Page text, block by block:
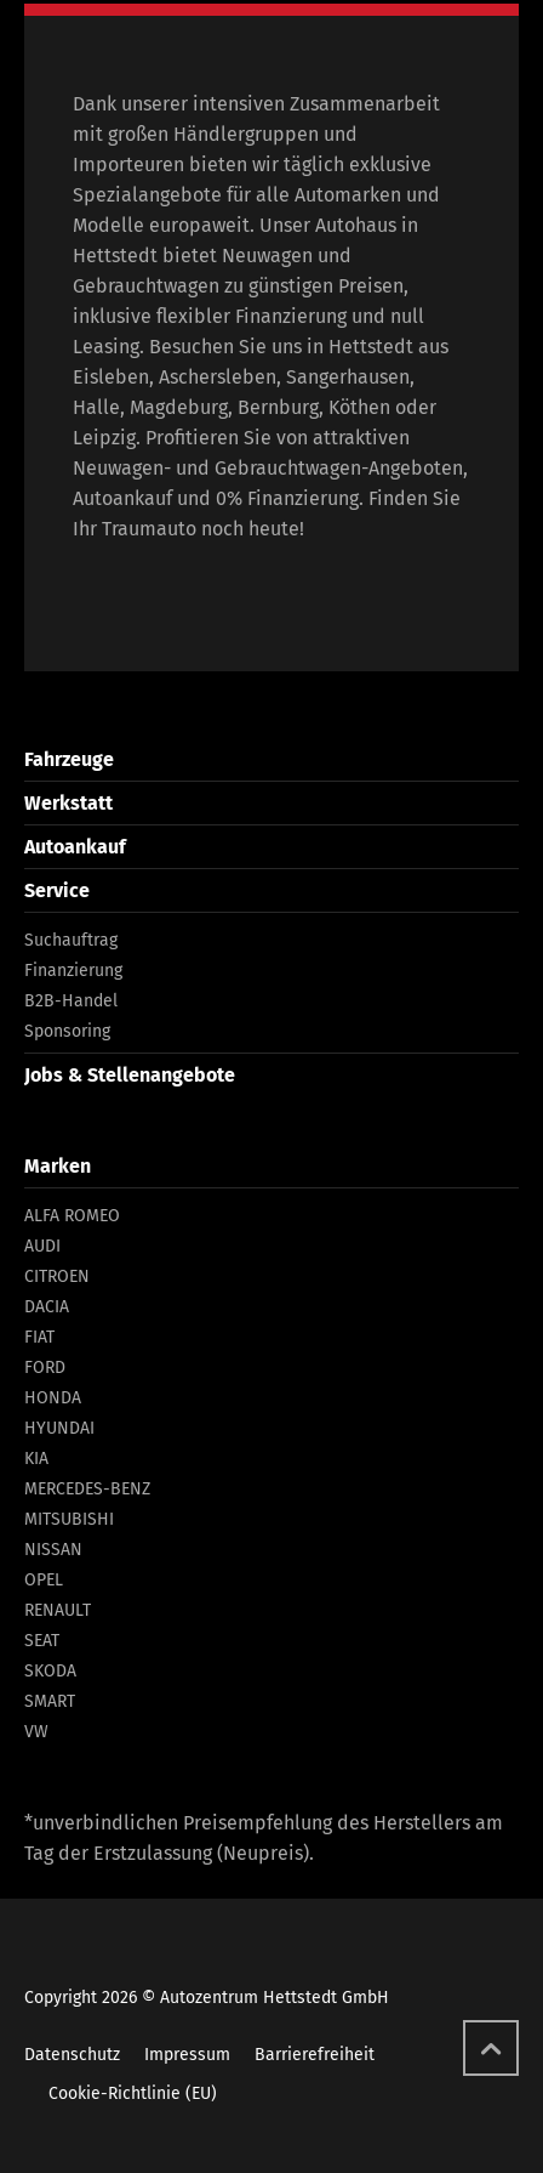
Dank unserer intensiven Zusammenarbeit
mit großen Händlergruppen und
Importeuren bieten wir täglich exklusive
Spezialangebote für alle Automarken und
Modelle europaweit. Unser Autohaus in
Hettstedt bietet Neuwagen und
Gebrauchtwagen zu günstigen Preisen,
inklusive flexibler Finanzierung und null
Leasing. Besuchen Sie uns in Hettstedt aus
Eisleben, Aschersleben, Sangerhausen,
Halle, Magdeburg, Bernburg, Köthen oder
Leipzig. Profitieren Sie von attraktiven
Neuwagen- und Gebrauchtwagen-Angeboten,
Autoankauf und 0% Finanzierung. Finden Sie
Ihr Traumauto noch heute!
Fahrzeuge
Werkstatt
Autoankauf
Service
Suchauftrag
Finanzierung
B2B-Handel
Sponsoring
Jobs & Stellenangebote
Marken
ALFA ROMEO
AUDI
CITROEN
DACIA
FIAT
FORD
HONDA
HYUNDAI
KIA
MERCEDES-BENZ
MITSUBISHI
NISSAN
OPEL
RENAULT
SEAT
SKODA
SMART
VW
*unverbindlichen Preisempfehlung des Herstellers am
Tag der Erstzulassung (Neupreis).
Copyright 2026 © Autozentrum Hettstedt GmbH
Datenschutz Impressum
Barrierefreiheit
Cookie-Richtlinie (EU)